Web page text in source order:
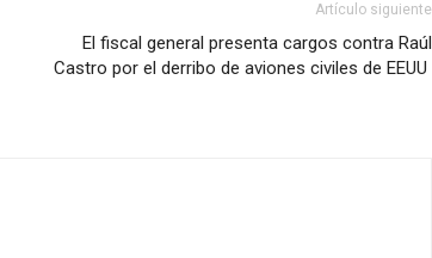
Artículo siguiente
El fiscal general presenta cargos contra Raúl
Castro ​​por el derribo de aviones civiles de EEUU